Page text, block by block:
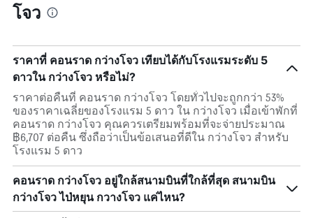
โจว
ราคาที่ คอนราด กว่างโจว เทียบได้กับโรงแรมระดับ 5
ดาวใน กว่างโจว หรือไม่?
ราคาต่อคืนที่ คอนราด กว่างโจว โดยทั่วไปจะถูกกว่า 53%
ของราคาเฉลี่ยของโรงแรม 5 ดาว ใน กว่างโจว เมื่อเข้าพักที่
คอนราด กว่างโจว คุณควรเตรียมพร้อมที่จะจ่ายประมาณ
฿6,707 ต่อคืน ซึ่งถือว่าเป็นข้อเสนอที่ดีใน กว่างโจว สำหรับ
โรงแรม 5 ดาว
คอนราด กว่างโจว อยู่ใกล้สนามบินที่ใกล้ที่สุด สนามบิน
กว่างโจว ไป่หยุน กวางโจว แค่ไหน?